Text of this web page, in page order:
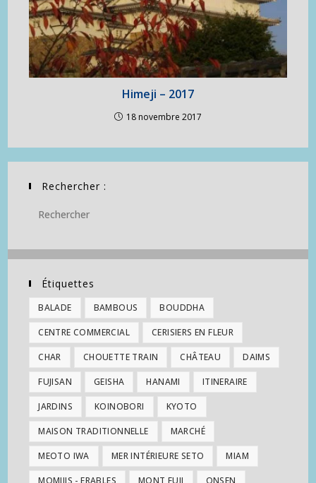
Himeji – 2017
18 novembre 2017
Rechercher :
Étiquettes
BALADE BAMBOUS BOUDDHA
CENTRE COMMERCIAL CERISIERS EN FLEUR
CHAR CHOUETTE TRAIN CHÂTEAU DAIMS
FUJISAN GEISHA HANAMI ITINERAIRE
JARDINS KOINOBORI KYOTO
MAISON TRADITIONNELLE MARCHÉ
MEOTO IWA MER INTÉRIEURE SETO MIAM